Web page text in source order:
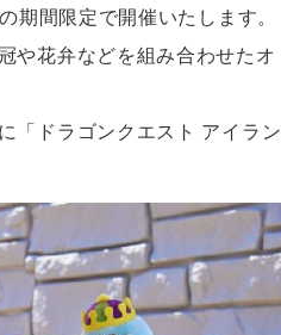
期間限定で開催いたします。
や花弁などを組み合わせたオ
「ドラゴンクエスト アイラン